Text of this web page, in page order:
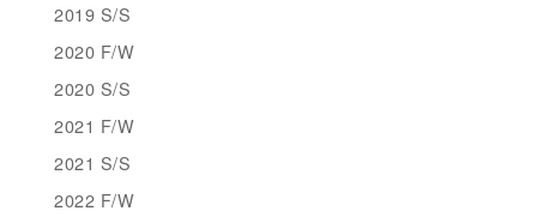
2019 S/S
2020 F/W
2020 S/S
2021 F/W
2021 S/S
2022 F/W